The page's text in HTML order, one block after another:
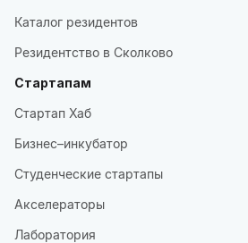
Каталог резидентов
Резидентство в Сколково
Стартапам
Стартап Хаб
Бизнес–инкубатор
Студенческие стартапы
Акселераторы
Лаборатория